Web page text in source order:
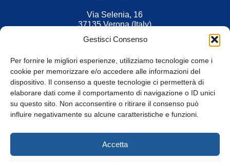
Gestisci Consenso
Per fornire le migliori esperienze, utilizziamo tecnologie come i
cookie per memorizzare e/o accedere alle informazioni del
dispositivo. Il consenso a queste tecnologie ci permetterà di
elaborare dati come il comportamento di navigazione o ID unici
su questo sito. Non acconsentire o ritirare il consenso può
influire negativamente su alcune caratteristiche e funzioni.
Accetta
Via Selenia, 16
37135 Verona (Italy)
Fax 045 9211599
© Tutti i diritti riservati